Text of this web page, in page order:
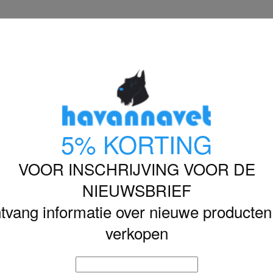
5% KORTING
VOOR INSCHRIJVING VOOR DE
NIEUWSBRIEF
informatie over nieuwe
verkopen
z ziemniakami puszka 800 g
DOLINA NOTECI
PUSZKA 800 G
€ 3,75
Inclusief belasting